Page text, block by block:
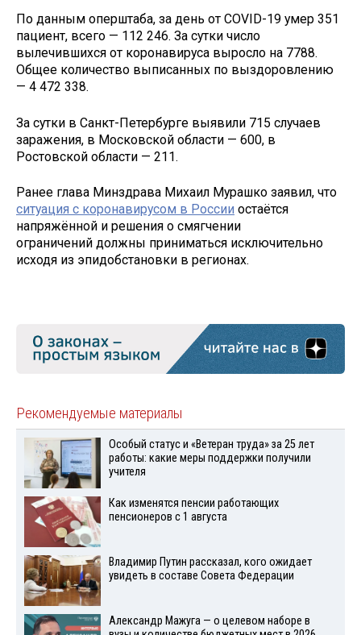
По данным оперштаба, за день от COVID-19 умер 351
пациент, всего — 112 246. За сутки число
вылечившихся от коронавируса выросло на 7788.
Общее количество выписанных по выздоровлению
— 4 472 338.
За сутки в Санкт-Петербурге выявили 715 случаев
заражения, в Московской области — 600, в
Ростовской области — 211.
Ранее глава Минздрава Михаил Мурашко заявил, что
ситуация с коронавирусом в России остаётся
напряжённой и решения о смягчении
ограничений должны приниматься исключительно
исходя из эпидобстановки в регионах.
Рекомендуемые материалы
Особый статус и «Ветеран труда» за 25 лет
работы: какие меры поддержки получили
учителя
Как изменятся пенсии работающих
пенсионеров с 1 августа
Владимир Путин рассказал, кого ожидает
увидеть в составе Совета Федерации
Александр Мажуга — о целевом наборе в